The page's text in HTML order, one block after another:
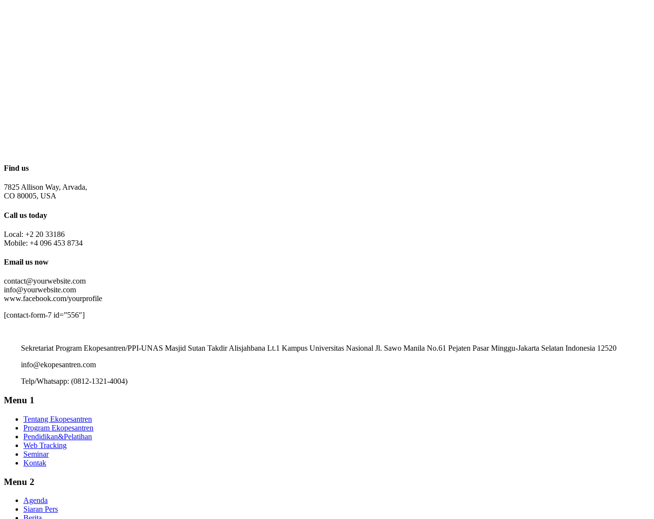
Find us
7825 Allison Way, Arvada,
CO 80005, USA
Call us today
Local: +2 20 33186
Mobile: +4 096 453 8734
Email us now
contact@yourwebsite.com
info@yourwebsite.com
www.facebook.com/yourprofile
[contact-form-7 id=”556″]
Sekretariat Program Ekopesantren/PPI-UNAS Masjid Sutan Takdir Alisjahbana Lt.1 Kampus Universitas Nasional Jl. Sawo Manila No.61 Pejaten Pasar Minggu-Jakarta Selatan Indonesia 12520
info@ekopesantren.com
Telp/Whatsapp: (0812-1321-4004)
Menu 1
Tentang Ekopesantren
Program Ekopesantren
Pendidikan&Pelatihan
Web Tracking
Seminar
Kontak
Menu 2
Agenda
Siaran Pers